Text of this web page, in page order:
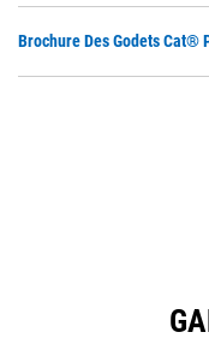
Brochure Des Godets